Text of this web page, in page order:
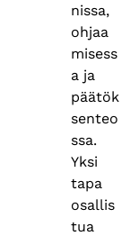
nissa,
ohjaa
misess
a ja
päätök
senteo
ssa.
Yksi
tapa
osallis
tua